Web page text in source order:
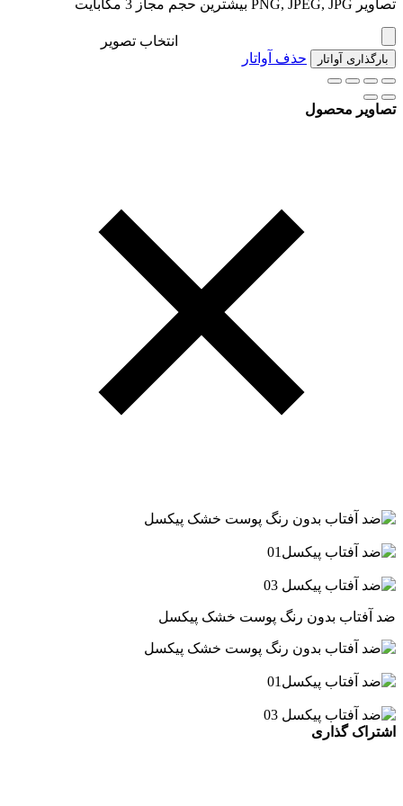
تصاویر PNG, JPEG, JPG بیشترین حجم مجاز 3 مگابایت
انتخاب تصویر
بارگذاری آواتار حذف آواتار
تصاویر محصول
ضد آفتاب بدون رنگ پوست خشک پیکسل
اشتراک گذاری